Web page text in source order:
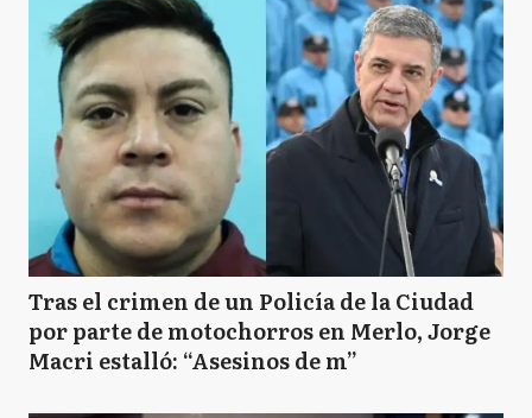
Tras el crimen de un Policía de la Ciudad
por parte de motochorros en Merlo, Jorge
Macri estalló: “Asesinos de m”